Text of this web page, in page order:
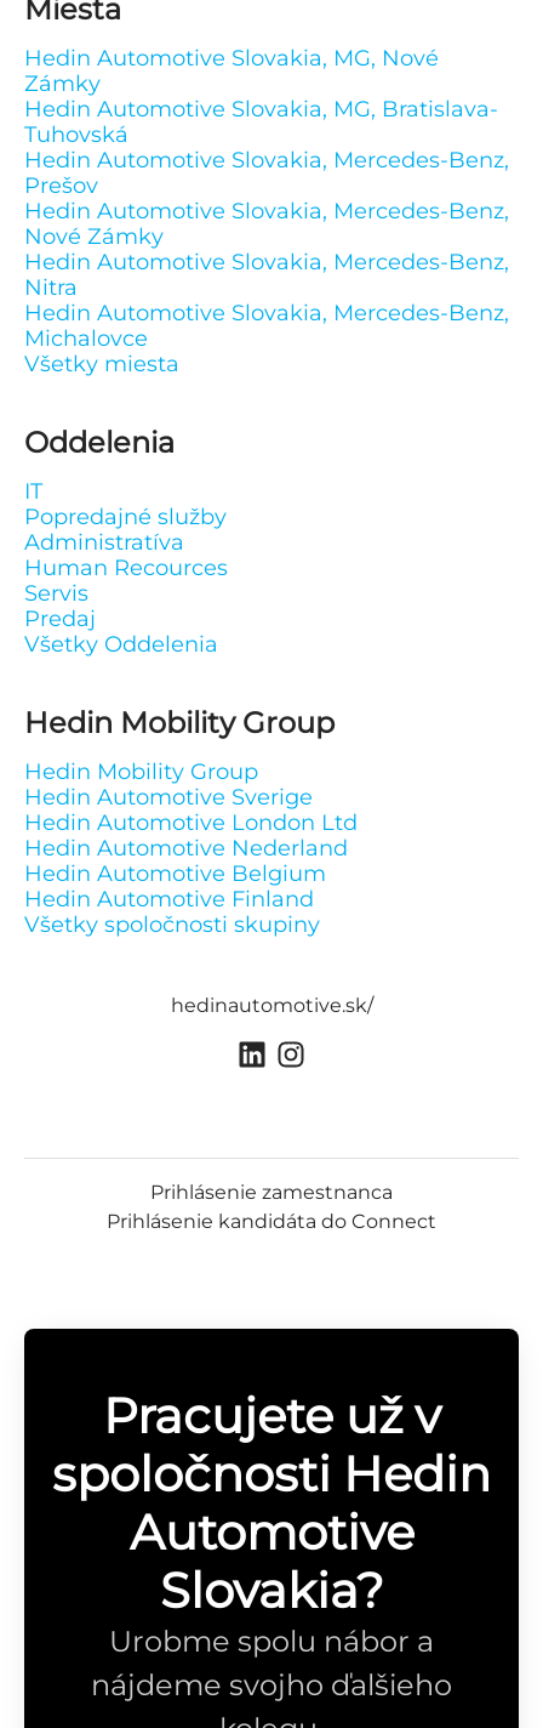
Miesta
Hedin Automotive Slovakia, MG, Nové
Zámky
Hedin Automotive Slovakia, MG, Bratislava-
Tuhovská
Hedin Automotive Slovakia, Mercedes-Benz,
Prešov
Hedin Automotive Slovakia, Mercedes-Benz,
Nové Zámky
Hedin Automotive Slovakia, Mercedes-Benz,
Nitra
Hedin Automotive Slovakia, Mercedes-Benz,
Michalovce
Všetky miesta
Oddelenia
IT
Popredajné služby
Administratíva
Human Recources
Servis
Predaj
Všetky Oddelenia
Hedin Mobility Group
Hedin Mobility Group
Hedin Automotive Sverige
Hedin Automotive London Ltd
Hedin Automotive Nederland
Hedin Automotive Belgium
Hedin Automotive Finland
Všetky spoločnosti skupiny
hedinautomotive.sk/
Prihlásenie zamestnanca
Prihlásenie kandidáta do Connect
Pracujete už v
spoločnosti Hedin
Automotive
Slovakia?
Urobme spolu nábor a
nájdeme svojho ďalšieho